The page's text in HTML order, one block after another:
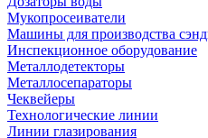
Мукопросеиватели
Машины для производства
Инспекционное оборудование
Металлодетекторы
Металлосепараторы
Чеквейеры
Технологические линии
Линии глазирования